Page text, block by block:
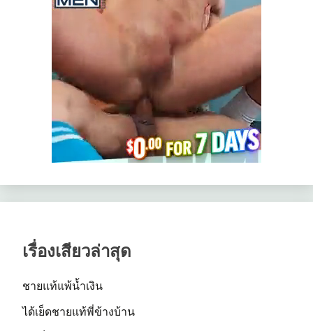
เรื่องเสียวล่าสุด
ชายแท้แพ้น้ำเงิน
ได้เย็ดชายแท้พี่ข้างบ้าน